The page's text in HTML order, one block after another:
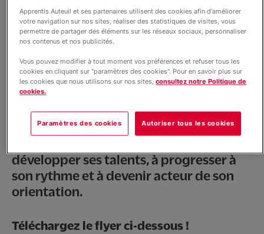
Nous soutenir
Infos pratiques
Nous contacter
©Igor Lubinetsky/Apprentis d'Auteuil
Un parcours personnalisé dans un cadre
bienveillant, avec des effectifs réduits,
un accompagnement individualisé et
des stages en 3e pour préparer l’avenir.
développer ses talents, à progresser à
son rythme et à devenir acteur de son
orientation.
Téléchargez le flyer ci-dessous !
Apprentis Auteuil et ses partenaires utilisent des cookies afin d'améliorer
votre navigation sur nos sites, réaliser des statistiques de visites, vous
permettre de partager des éléments sur les réseaux sociaux, personnaliser
nos contenus et nos publicités.
Vous pouvez modifier à tout moment vos préférences et refuser tous les
cookies en cliquant sur "paramètres des cookies". Pour en savoir plus sur
les cookies que nous utilisons sur nos sites,consultez notre Politique de
cookies.
Paramètres des cookies Autoriser tous les cookies